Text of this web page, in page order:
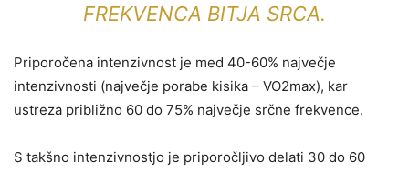
FREKVENCA BITJA SRCA.
Priporočena intenzivnost je med 40-60% največje
intenzivnosti (največje porabe kisika – VO2max), kar
ustreza približno 60 do 75% največje srčne frekvence.
S takšno intenzivnostjo je priporočljivo delati 30 do 60